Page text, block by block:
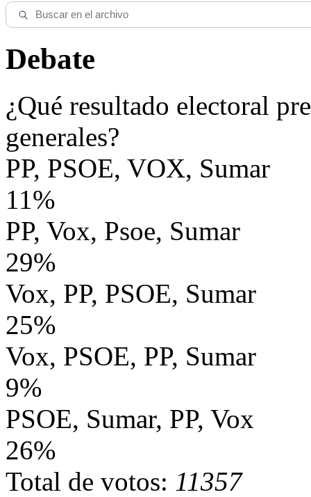
Debate
¿Qué resultado electoral
generales?
PP, PSOE, VOX, Sumar
11%
PP, Vox, Psoe, Sumar
29%
Vox, PP, PSOE, Sumar
25%
Vox, PSOE, PP, Sumar
9%
PSOE, Sumar, PP, Vox
26%
Total de votos: 11357